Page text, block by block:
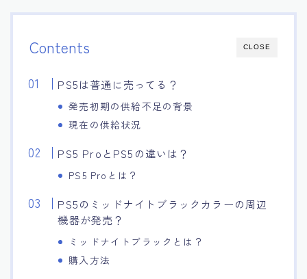
CLOSE
Contents
PS5は普通に売ってる？
発売初期の供給不足の背景
現在の供給状況
PS5 ProとPS5の違いは？
PS5 Proとは？
PS5のミッドナイトブラックカラーの周辺
機器が発売？
ミッドナイトブラックとは？
購入方法